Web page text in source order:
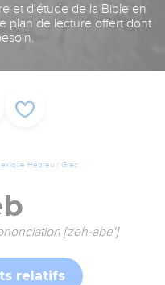
et d'étude de la Bible en
plan de lecture offert dont
Hébreu / Grec
[zeh-abe']
relatifs